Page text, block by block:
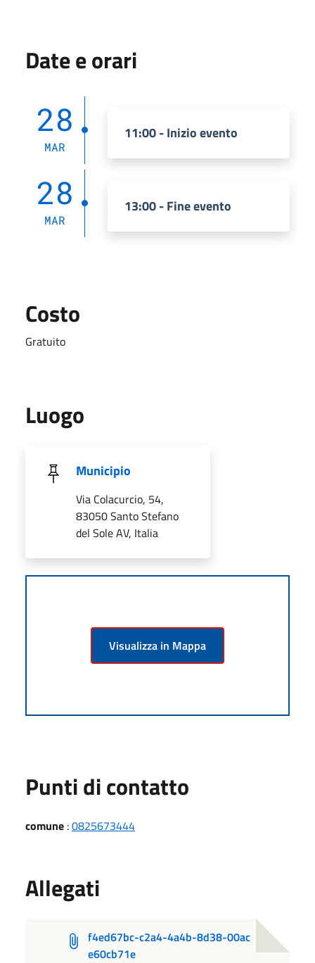
Date e orari
28
MAR
11:00 - Inizio evento
28
MAR
13:00 - Fine evento
Costo
Gratuito
Luogo
Municipio
Via Colacurcio, 54,
83050 Santo Stefano
del Sole AV, Italia
Visualizza in Mappa
Punti di contatto
comune :0825673444
Allegati
f4ed67bc-c2a4-4a4b-8d38-00ac
e60cb71e